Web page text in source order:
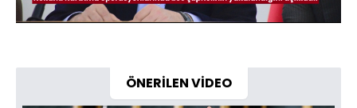
Sesi
Aç
Oynatma
Hızı
ÖNERİLEN VİDEO